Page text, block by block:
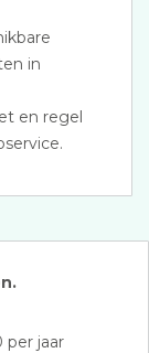
in
en regel
per jaar